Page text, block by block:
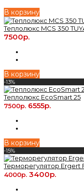
В корзину
Теплолюкс MCS 350
7500р.
В корзину
-13%
Теплолюкс EcoSmart 25
7500р. 6555р.
В корзину
-15%
Терморегулятор Ergert
4000р. 3400р.